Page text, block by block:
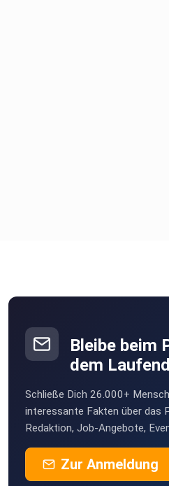
Bleibe beim
dem
Schließe Dich 26.000+
interessante Fakten über das
Redaktion, Job-Angebote,
Zur Anmeldung